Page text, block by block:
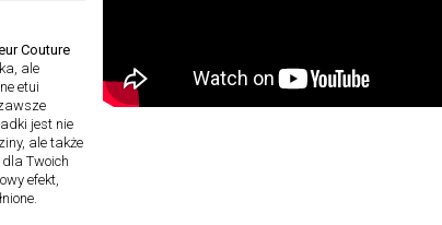
Couture
ale
etui
jest nie
ale także
Twoich
efekt,